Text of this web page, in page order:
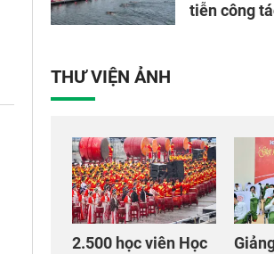
tiễn công
THƯ VIỆN ẢNH
2.500 học viên Học